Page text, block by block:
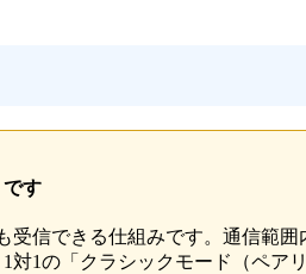
す
受信できる仕組みです。通信範
1の「クラシックモード（ペア